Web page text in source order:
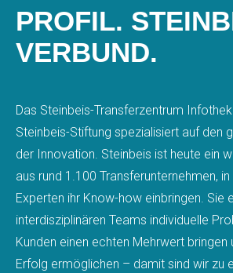
PROFIL.
VERBUND.
Das Steinbeis-Transferzentrum
Steinbeis-Stiftung spezialisiert auf den
der Innovation. Steinbeis ist heute ein
aus rund 1.100 Transferunternehmen,
Experten ihr Know-how einbringen. Sie
interdisziplinären Teams individuelle
Kunden einen echten Mehrwert bringen
Erfolg ermöglichen – damit sind wir zu